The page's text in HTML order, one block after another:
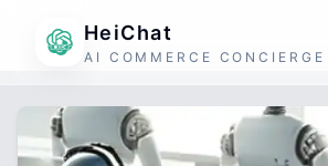
HeiChat
AI COMMERCE CONCIERGE